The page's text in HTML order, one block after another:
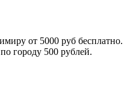
от 5000 руб бесплатно.
городу 500 рублей.